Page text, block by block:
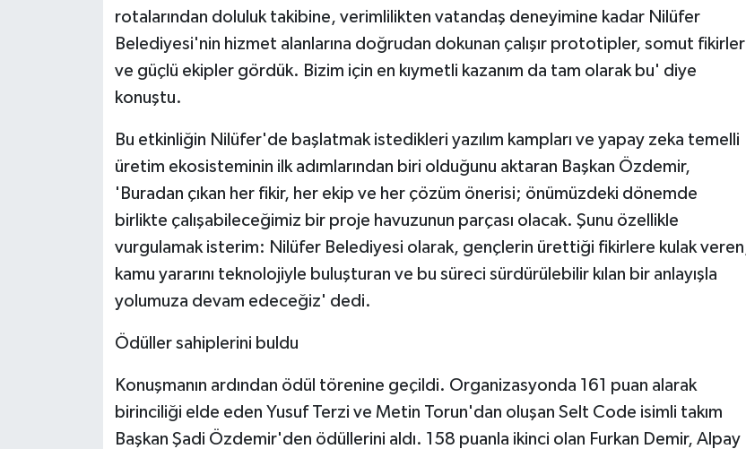
rotalarından doluluk takibine, verimlilikten vatandaş deneyimine kadar Nilüfer
Belediyesi'nin hizmet alanlarına doğrudan dokunan çalışır prototipler, somut fikirler
ve güçlü ekipler gördük. Bizim için en kıymetli kazanım da tam olarak bu' diye
konuştu.
Bu etkinliğin Nilüfer'de başlatmak istedikleri yazılım kampları ve yapay zeka temelli
üretim ekosisteminin ilk adımlarından biri olduğunu aktaran Başkan Özdemir,
'Buradan çıkan her fikir, her ekip ve her çözüm önerisi; önümüzdeki dönemde
birlikte çalışabileceğimiz bir proje havuzunun parçası olacak. Şunu özellikle
vurgulamak isterim: Nilüfer Belediyesi olarak, gençlerin ürettiği fikirlere kulak
kamu yararını teknolojiyle buluşturan ve bu süreci sürdürülebilir kılan bir anlayışla
yolumuza devam edeceğiz' dedi.
Ödüller sahiplerini buldu
Konuşmanın ardından ödül törenine geçildi. Organizasyonda 161 puan alarak
birinciliği elde eden Yusuf Terzi ve Metin Torun'dan oluşan Selt Code isimli takım
Başkan Şadi Özdemir'den ödüllerini aldı. 158 puanla ikinci olan Furkan Demir, Alpay